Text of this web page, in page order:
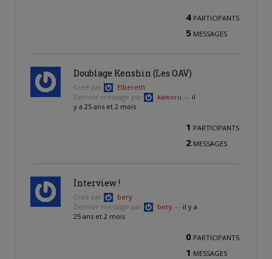
4 PARTICIPANTS
5 MESSAGES
Doublage Kenshin (Les OAV)
Créé par
Elbereth
Dernier message par
kaworu — il
y a 25 ans et 2 mois
1 PARTICIPANTS
2 MESSAGES
Interview !
Créé par
bery
Dernier message par
bery — il y a
25 ans et 2 mois
0 PARTICIPANTS
1 MESSAGES